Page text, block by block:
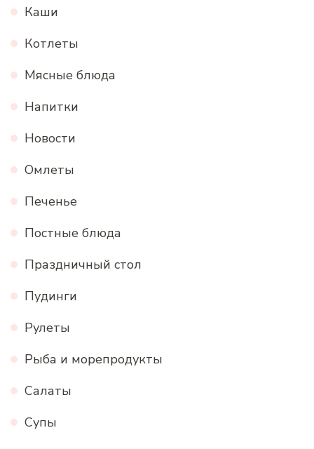
Каши
Котлеты
Мясные блюда
Напитки
Новости
Омлеты
Печенье
Постные блюда
Праздничный стол
Пудинги
Рулеты
Рыба и морепродукты
Салаты
Супы